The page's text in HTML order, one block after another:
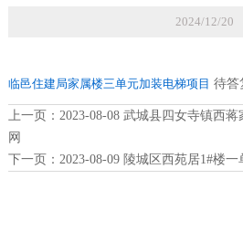
2024/12/20
临邑住建局家属楼三单元加装电梯项目 待答
上一页： 2023-08-08 武城县四女寺镇西
网
下一页： 2023-08-09 陵城区西苑居1#楼